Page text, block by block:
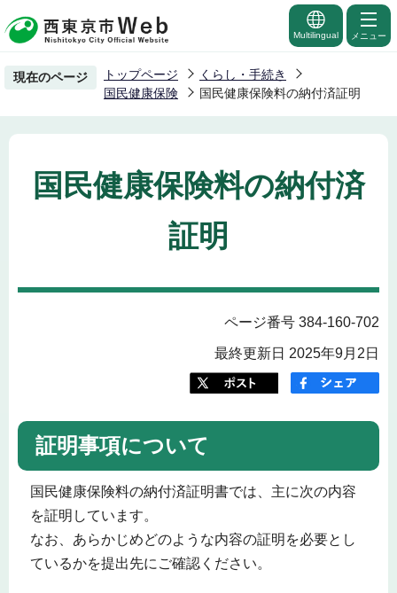
の
ー
Multilingual メニュー
現在のページ トップページ
くらし・手続き
国民健康保険
国民健康保険料の納付済証明
国民健康保険料の納付済
証明
ページ番号 384-160-702
最終更新日 2025年9月2日
証明事項について
国民健康保険料の納付済証明書では、主に次の内容
を証明しています。
なお、あらかじめどのような内容の証明を必要とし
ているかを提出先にご確認ください。